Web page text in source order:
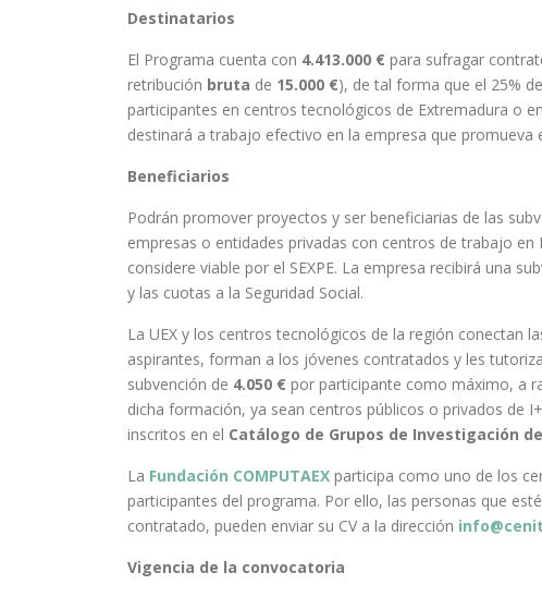
Destinatarios
El Programa cuenta con 4.413.000 € para sufragar
retribución bruta de 15.000 €), de tal forma que el 25%
participantes en centros tecnológicos de Extremadura o
destinará a trabajo efectivo en la empresa que promueva
Beneficiarios
Podrán promover proyectos y ser beneficiarias de las
empresas o entidades privadas con centros de trabajo
considere viable por el SEXPE. La empresa recibirá una
y las cuotas a la Seguridad Social.
La UEX y los centros tecnológicos de la región conectan
aspirantes, forman a los jóvenes contratados y les
subvención de 4.050 € por participante como máximo, a
dicha formación, ya sean centros públicos o privados de
inscritos en el Catálogo de Grupos de Investigación
La Fundación COMPUTAEX participa como uno de los
participantes del programa. Por ello, las personas que
contratado, pueden enviar su CV a la dirección
Vigencia de la convocatoria